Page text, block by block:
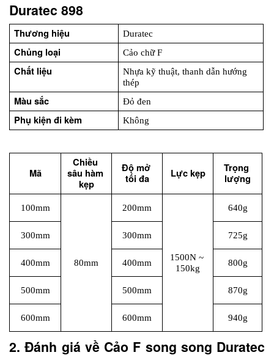
Duratec 898
Thương hiệu Duratec
Chủng loại Cảo chữ F
Chất liệu
Nhựa kỹ thuật, thanh dẫn hướng
thép
Màu sắc Đỏ đen
Phụ kiện đi kèm Không
Mã
Chiều
sâu hàm
kẹp
Độ mở
tối đa
Lực kẹp
Trọng
lượng
100mm
80mm
200mm
1500N ~
150kg
640g
300mm 300mm 725g
400mm 400mm 800g
500mm 500mm 870g
600mm 600mm 940g
2. Đánh giá về Cảo F song song Duratec